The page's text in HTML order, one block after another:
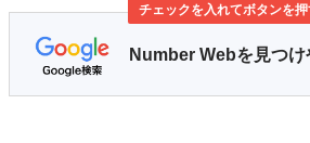
チェックを入れてボタンを
Number Webを見つけ